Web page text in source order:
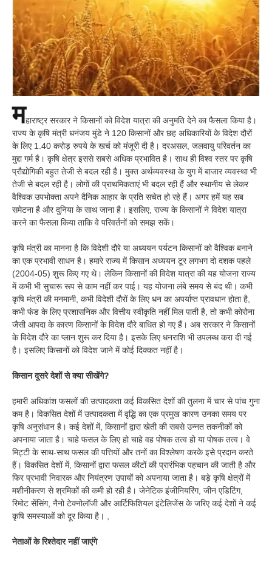
महाराष्ट्र सरकार ने किसानों को विदेश यात्रा की अनुमति देने का फैसला किया है।
राज्य के कृषि मंत्री धनंजय मुंडे ने 120 किसानों और छह अधिकारियों के विदेश दौरों
के लिए 1.40 करोड़ रुपये के खर्च को मंजूरी दी है। दरअसल, जलवायु परिवर्तन का
मुद्दा गर्म है। कृषि क्षेत्र इससे सबसे अधिक प्रभावित है। साथ ही विश्व स्तर पर कृषि
प्रौद्योगिकी बहुत तेजी से बदल रही है। मुक्त अर्थव्यवस्था के युग में बाजार व्यवस्था भी
तेजी से बदल रही है। लोगों की प्राथमिकताएं भी बदल रही हैं और स्थानीय से लेकर
वैश्विक उपभोक्ता अपने दैनिक आहार के प्रति सचेत हो रहे हैं। अगर हमें यह सब
समेटना है और दुनिया के साथ जाना है। इसलिए, राज्य के किसानों ने विदेश यात्रा
करने का फैसला किया ताकि वे परिवर्तनों को समझ सकें।
कृषि मंत्री का मानना है कि विदेशी दौरे या अध्ययन पर्यटन किसानों को वैश्विक बनाने
का एक प्रभावी साधन है। हमारे राज्य में किसान अध्ययन टूर लगभग दो दशक पहले
(2004-05) शुरू किए गए थे। लेकिन किसानों की विदेश यात्रा की यह योजना राज्य
में कभी भी सुचारू रूप से काम नहीं कर पाई। यह योजना लंबे समय से बंद थी। कभी
कृषि मंत्री की मनमानी, कभी विदेशी दौरों के लिए धन का अपर्याप्त प्रावधान होता है,
कभी फंड के लिए प्रशासनिक और वित्तीय स्वीकृति नहीं मिल पाती है, तो कभी कोरोना
जैसी आपदा के कारण किसानों के विदेश दौरे बाधित हो गए हैं। अब सरकार ने किसानों
के विदेश दौरे का प्लान शुरू कर दिया है। इसके लिए धनराशि भी उपलब्ध करा दी गई
है। इसलिए किसानों को विदेश जाने में कोई दिक्कत नहीं है।
किसान दूसरे देशों से क्या सीखेंगे?
हमारी अधिकांश फसलों की उत्पादकता कई विकसित देशों की तुलना में चार से पांच गुना
कम है। विकसित देशों में उत्पादकता में वृद्धि का एक प्रमुख कारण उनका समय पर
कृषि अनुसंधान है। कई देशों में, किसानों द्वारा खेती की सबसे उन्नत तकनीकों को
अपनाया जाता है। चाहे फसल के लिए हो चाहे वह पोषक तत्व हो या पोषक तत्व। वे
मिट्टी के साथ-साथ फसल की पत्तियों और तनों का विश्लेषण करके इसे प्रदान करते
हैं। विकसित देशों में, किसानों द्वारा फसल कीटों की प्रारंभिक पहचान की जाती है और
फिर प्रभावी निवारक और नियंत्रण उपायों को अपनाया जाता है। बड़े कृषि क्षेत्रों में
मशीनीकरण से श्रमिकों की कमी हो रही है। जेनेटिक इंजीनियरिंग, जीन एडिटिंग,
रिमोट सेंसिंग, नैनो टेक्नोलॉजी और आर्टिफिशियल इंटेलिजेंस के जरिए कई देशों ने कई
कृषि समस्याओं को दूर किया है। ,
नेताओं के रिश्तेदार नहीं जाएंगे